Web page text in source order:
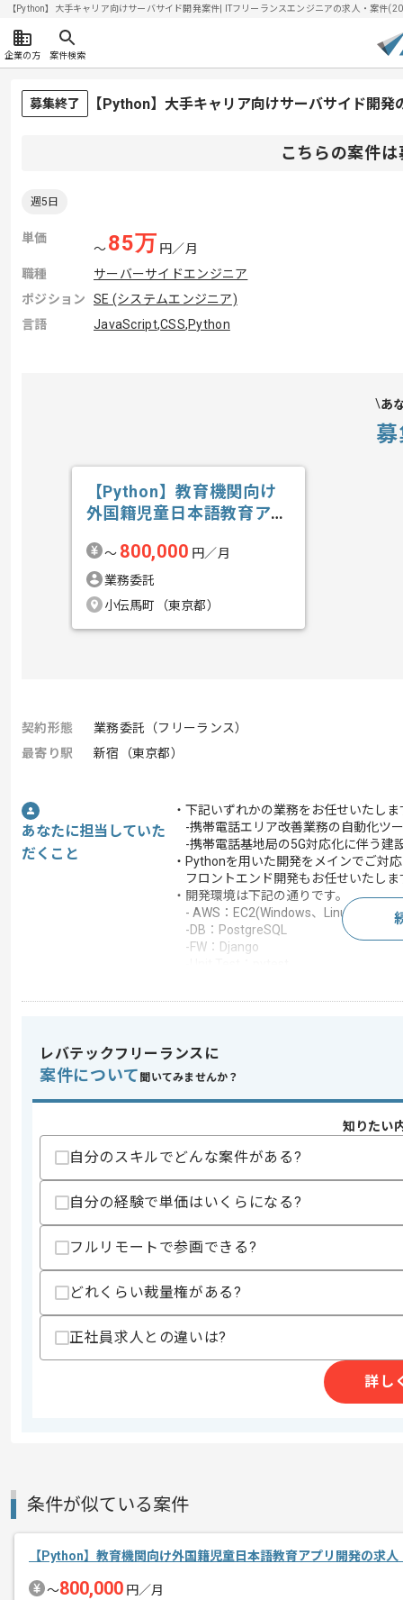
【Python】大手キャリア向けサーバサイド開発案件| ITフリーランスエンジニアの求人・案件
企業の方 案件検索
募集終了 【Python】大手キャリア向けサーバサイド開
こちらの案件
週5日
単価
〜85万 円／月
職種
サーバーサイドエンジニア
ポジション
SE (システムエンジニア)
言語
JavaScript,CSS,Python
あ
【Python】教育機関向け
外国籍児童日本語教育アプ
〜 800,000 円／月
業務委託
小伝馬町（東京都）
契約形態
業務委託（フリーランス）
最寄り駅
新宿（東京都）
あなたに担当していた
だくこと
・下記いずれかの業務をお任せいたしま
-携帯電話エリア改善業務の自動化ツ
-携帯電話基地局の5G対応化に伴う建
・Pythonを用いた開発をメインでご対
フロントエンド開発もお任せいたしま
・開発環境は下記の通りです。
- AWS：EC2(Windows、Linux)、S3
-DB：PostgreSQL
-FW：Django
この案件のポイント
業務内容
新規開発 , 追加開発 ,
担当領域/システ クラウドサービス
特徴
スキル
・サーバサイド開発実務経験3年以上
・エンジニアとしての実務経験5年以上
歓迎スキル
・LTE-RAN関連開発経験
レバテックフリーランスに
案件について 聞いてみませんか？
知りたい
自分のスキルでどんな案件がある?
自分の経験で単価はいくらになる?
フルリモートで参画できる?
どれくらい裁量権がある?
正社員求人との違いは?
詳し
条件が似ている案件
【Python】教育機関向け外国籍児童日本語教育アプリ開発の求人
〜800,000 円／月